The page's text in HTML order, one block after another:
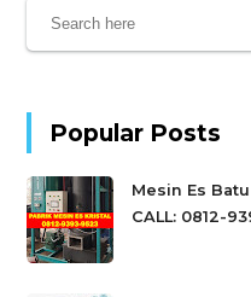
Popular Posts
Mesin Es
CALL: 0812-